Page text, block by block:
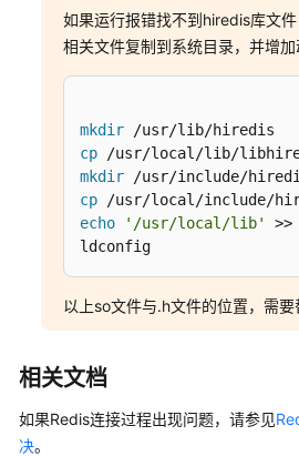
Hiredis
连
接
Redis（C++）
StackExchange.Redis
户
端
连
Phpredis
如果运行报错找不到hiredis库文
相关文件复制到系统目录，并增加
mkdir
cp
mkdir
cp
echo
'/usr/local/lib'
ldconfig
以上so文件与.h文件的位置，需要
相关文档
如果Redis连接过程出现问题，请参见
决。